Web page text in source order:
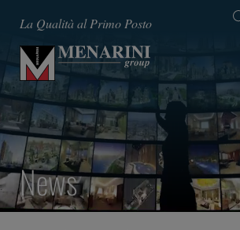
La Qualità al Primo Posto
News